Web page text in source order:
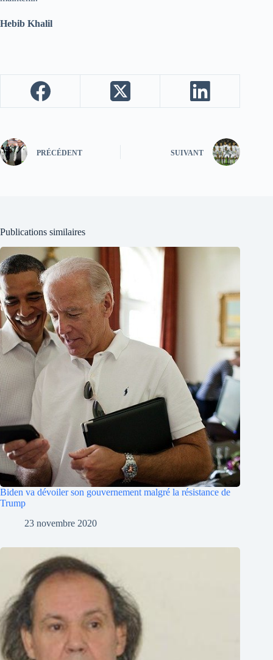
Hebib Khalil
PRÉCÉDENT SUIVANT
Publications similaires
Biden va dévoiler son gouvernement malgré la résistance de
Trump
23 novembre 2020